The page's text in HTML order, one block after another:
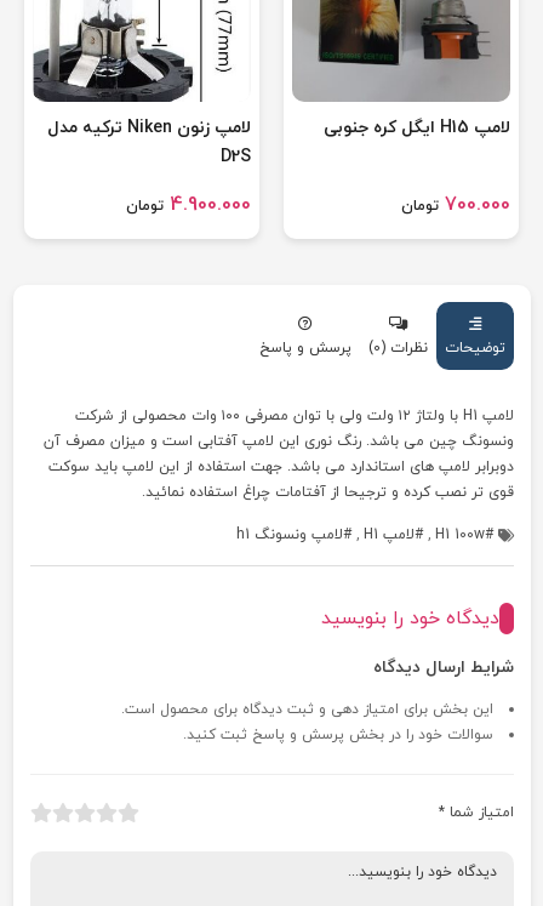
لامپ H15 ایگل کره جنوبی
تومان700.000
لامپ زنون Niken ترکیه مدل
D2S
تومان4.900.000
توضیحات نظرات (0) پرسش و پاسخ
لامپ H1 با ولتاژ ۱۲ ولت ولی با توان مصرفی ۱۰۰ وات محصولی از شرکت
ونسونگ چین می باشد. رنگ نوری این لامپ آفتابی است و میزان مصرف آن
دوبرابر لامپ های استاندارد می باشد. جهت استفاده از این لامپ باید سوکت
قوی تر نصب کرده و ترجیحا از آفتامات چراغ استفاده نمائید.
H1 100w
, لامپ H1 , لامپ ونسونگ h1
دیدگاه خود را بنویسید
شرایط ارسال دیدگاه
این بخش برای امتیاز دهی و ثبت دیدگاه برای محصول است.
سوالات خود را در بخش پرسش و پاسخ ثبت کنید.
امتیاز شما*